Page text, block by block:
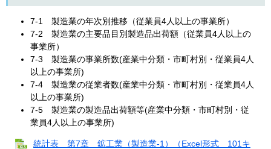
7-1 製造業の年次別推移（従業員4人以上の事業所）
7-2 製造業の主要品目別製造品出荷額（従業員4人以上の
事業所）
7-3 製造業の事業所数(産業中分類・市町村別・従業員4人
以上の事業所)
7-4 製造業の従業者数(産業中分類・市町村別・従業員4人
以上の事業所)
7-5 製造業の製造品出荷額等(産業中分類・市町村別・従
業員4人以上の事業所)
統計表 第7章 鉱工業（製造業-1）（Excel形式 101キ